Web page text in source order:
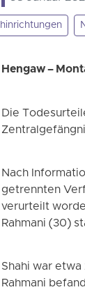
hinrichtungen
Hengaw –
Die
Nach
getrennten
verurteilt
Rahmani (30)
Shahi war
Rahmani